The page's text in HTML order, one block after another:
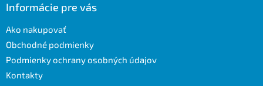
Informácie pre vás
Ako nakupovať
Obchodné podmienky
Podmienky ochrany osobných údajov
Kontakty